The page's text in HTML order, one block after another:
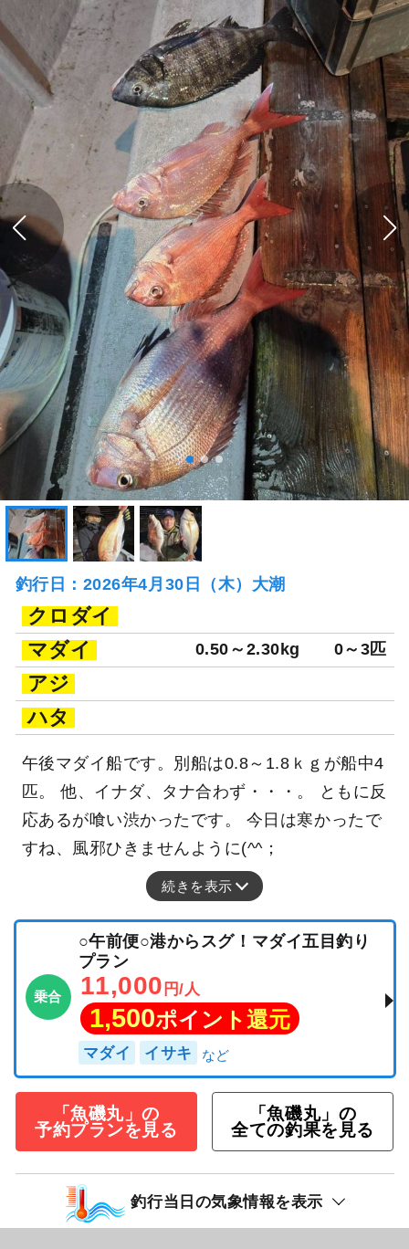
釣行日：2026年4月30日（木）大潮
クロダイ
マダイ
0.50～2.30kg 0～3匹
アジ
ハタ
午後マダイ船です。別船は0.8～1.8ｋｇが船中4
匹。 他、イナダ、タナ合わず・・・。 ともに反
応あるが喰い渋かったです。 今日は寒かったで
すね、風邪ひきませんように(^^；
続きを表示
乗合
○午前便○港からスグ！マダイ五目釣り
プラン
11,000 円/人
1,500ポイント還元
マダイ イサキ
「魚磯丸」の
予約プランを見る
「魚磯丸」の
全ての釣果を見る
釣行当日の気象情報を表示